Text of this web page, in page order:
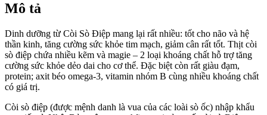
Mô tả
Dinh dưỡng từ Còi Sò Điệp mang lại rất nhiều: tốt cho não và hệ
thần kinh, tăng cường sức khỏe tim mạch, giảm cân rất tốt. Thịt còi
sò điệp chứa nhiều kẽm và magie – 2 loại khoáng chất hỗ trợ tăng
cường sức khỏe dẻo dai cho cơ thể. Đặc biệt còn rất giàu đạm,
protein; axit béo omega-3, vitamin nhóm B cùng nhiều khoáng chất
có giá trị.
Còi sò điệp (được mệnh danh là vua của các loài sò ốc) nhập khẩu